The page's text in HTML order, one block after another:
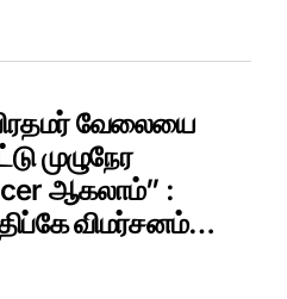
வேலையை
முழுநேர
ஆகலாம்” :
விமர்சனம்…